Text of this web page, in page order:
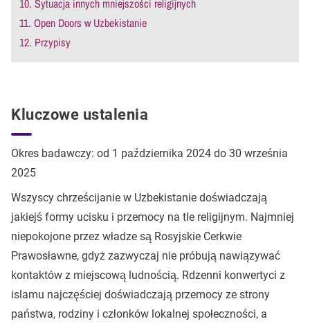
10. Sytuacja innych mniejszości religijnych
11. Open Doors w Uzbekistanie
12. Przypisy
Kluczowe ustalenia
Okres badawczy: od 1 października 2024 do 30 września
2025
Wszyscy chrześcijanie w Uzbekistanie doświadczają
jakiejś formy ucisku i przemocy na tle religijnym. Najmniej
niepokojone przez władze są Rosyjskie Cerkwie
Prawosławne, gdyż zazwyczaj nie próbują nawiązywać
kontaktów z miejscową ludnością. Rdzenni konwertyci z
islamu najczęściej doświadczają przemocy ze strony
państwa, rodziny i członków lokalnej społeczności, a